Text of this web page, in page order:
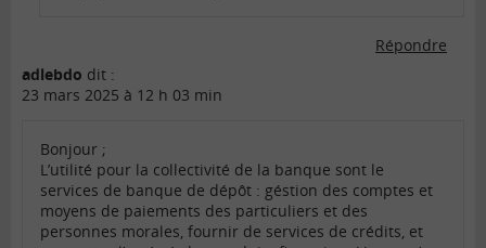
Répondre
adlebdo dit :
23 mars 2025 à 12 h 03 min
Bonjour ;
L’utilité pour la collectivité de la banque sont le
services de banque de dépôt : géstion des comptes et
moyens de paiements des particuliers et des
personnes morales, fournir de services de crédits, et